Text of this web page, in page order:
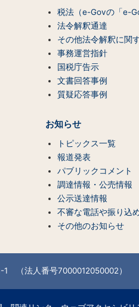
税法（e-Govの「e-
法令解釈通達
その他法令解釈に関
事務運営指針
国税庁告示
文書回答事例
質疑応答事例
お知らせ
トピックス一覧
報道発表
パブリックコメント
調達情報・公売情報
公示送達情報
不審な電話や振り込
その他のお知らせ
（法人番号7000012050002）